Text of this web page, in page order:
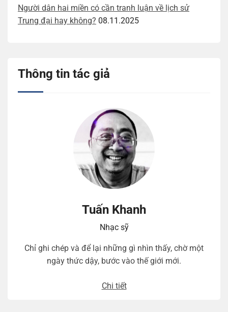
Người dân hai miền có cần tranh luận về lịch sử
Trung đại hay không? 08.11.2025
Thông tin tác giả
Tuấn Khanh
Nhạc sỹ
Chỉ ghi chép và để lại những gì nhìn thấy, chờ một
ngày thức dậy, bước vào thế giới mới.
Chi tiết